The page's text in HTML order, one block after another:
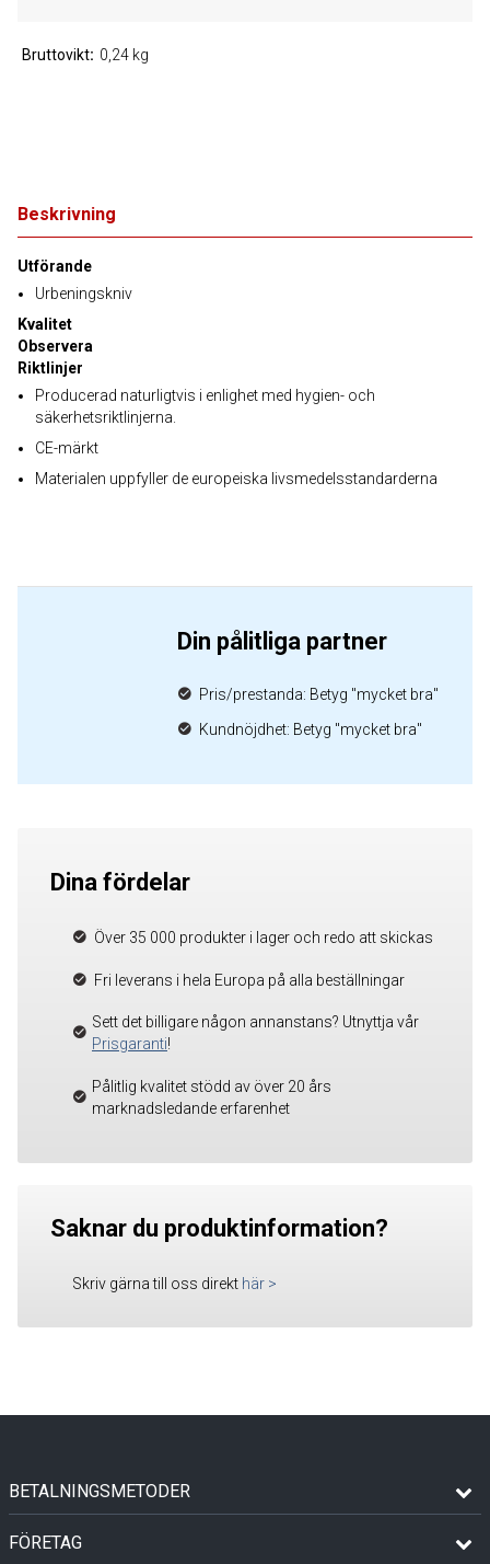
Beskrivning
Utförande
Urbeningskniv
Kvalitet
Observera
Riktlinjer
Producerad naturligtvis i enlighet med hygien- och
säkerhetsriktlinjerna.
CE-märkt
Materialen uppfyller de europeiska livsmedelsstandarderna
Bruttovikt 0,24 kg
Din pålitliga partner
Pris/prestanda: Betyg "mycket bra"
Kundnöjdhet: Betyg "mycket bra"
Dina fördelar
Över 35 000 produkter i lager och redo att skickas
Fri leverans i hela Europa på alla beställningar
Sett det billigare någon annanstans? Utnyttja vår
Prisgaranti!
Pålitlig kvalitet stödd av över 20 års
marknadsledande erfarenhet
Saknar du produktinformation?
Skriv gärna till oss direkt här >
BETALNINGSMETODER
FÖRETAG